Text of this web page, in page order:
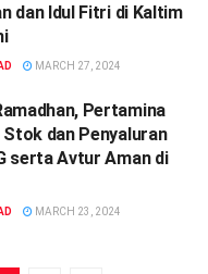
dan Idul Fitri di Kaltim
MARCH 27, 2024
Pertamina
dan Penyaluran
serta Avtur Aman di
MARCH 23, 2024